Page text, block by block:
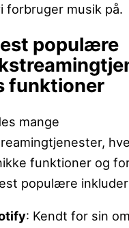
forbruger musik på.
populære
funktioner
mange
funktioner og
populære
: Kendt for sin